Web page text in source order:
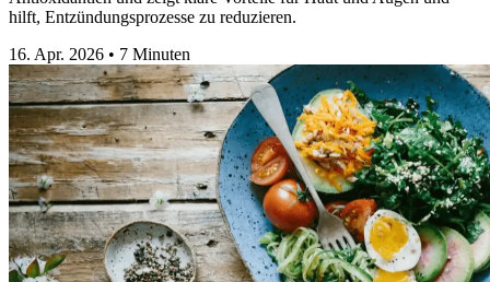
hilft, Entzündungsprozesse zu reduzieren.
16. Apr. 2026 • 7 Minuten